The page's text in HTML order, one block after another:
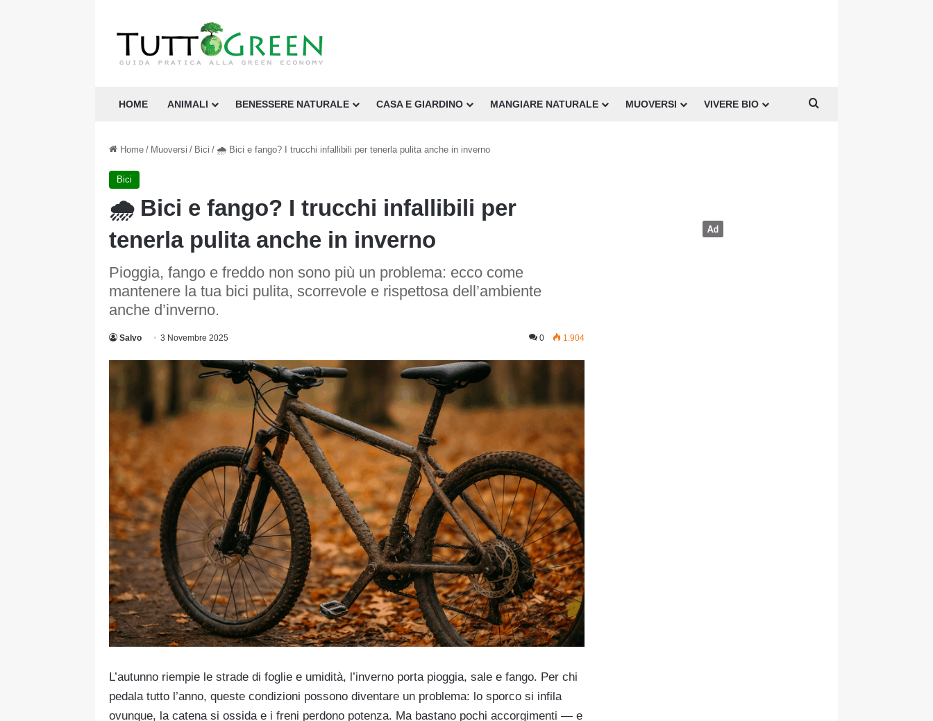
HOME ANIMALI BENESSERE NATURALE CASA E GIARDINO MANGIARE NATURALE MUOVERSI VIVERE BIO
Home / Muoversi / Bici / 🌧️ Bici e fango? I trucchi infallibili per tenerla pulita anche in inverno
Bici
🌧️ Bici e fango? I trucchi infallibili per
tenerla pulita anche in inverno
Pioggia, fango e freddo non sono più un problema: ecco come
mantenere la tua bici pulita, scorrevole e rispettosa dell’ambiente
anche d’inverno.
Salvo 3 Novembre 2025 0 1.904
L’autunno riempie le strade di foglie e umidità, l’inverno porta pioggia, sale e fango. Per chi
pedala tutto l’anno, queste condizioni possono diventare un problema: lo sporco si infila
ovunque, la catena si ossida e i freni perdono potenza. Ma bastano pochi accorgimenti — e